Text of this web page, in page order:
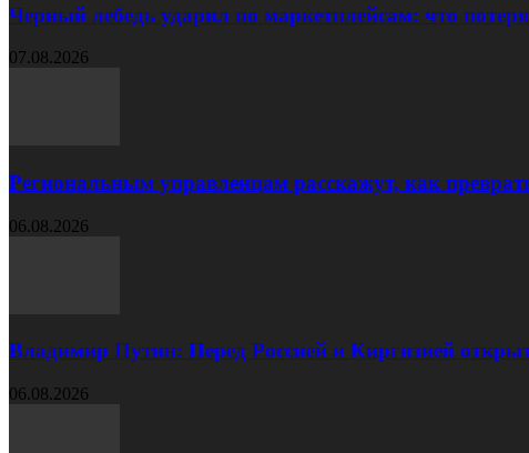
Черный лебедь ударил по маркетплейсам: что
07.08.2026
Региональным управленцам расскажут, как
06.08.2026
Владимир Путин: Перед Россией и Киргизией
06.08.2026